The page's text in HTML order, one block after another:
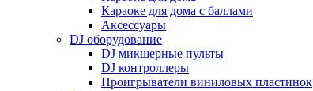
Караоке для дома с баллами
Аксессуары
DJ оборудование
DJ микшерные пульты
DJ контроллеры
Проигрыватели виниловых пластинок